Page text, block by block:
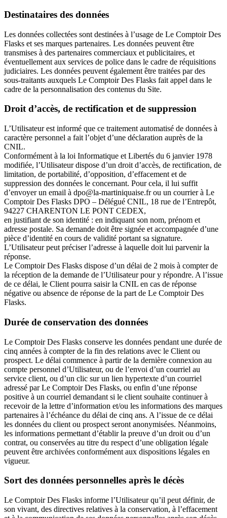
Destinataires des données
Les données collectées sont destinées à l’usage de Le Comptoir Des
Flasks et ses marques partenaires. Les données peuvent être
transmises à des partenaires commerciaux et publicitaires, et
éventuellement aux services de police dans le cadre de réquisitions
judiciaires. Les données peuvent également être traitées par des
sous-traitants auxquels Le Comptoir Des Flasks fait appel dans le
cadre de la personnalisation des contenus du Site.
Droit d’accès, de rectification et de suppression
L’Utilisateur est informé que ce traitement automatisé de données à
caractère personnel a fait l’objet d’une déclaration auprès de la
CNIL.
Conformément à la loi Informatique et Libertés du 6 janvier 1978
modifiée, l’Utilisateur dispose d’un droit d’accès, de rectification, de
limitation, de portabilité, d’opposition, d’effacement et de
suppression des données le concernant. Pour cela, il lui suffit
d’envoyer un email à dpo@la-martiniquaise.fr ou un courrier à Le
Comptoir Des Flasks DPO – Délégué CNIL, 18 rue de l’Entrepôt,
94227 CHARENTON LE PONT CEDEX,
en justifiant de son identité : en indiquant son nom, prénom et
adresse postale. Sa demande doit être signée et accompagnée d’une
pièce d’identité en cours de validité portant sa signature.
L’Utilisateur peut préciser l’adresse à laquelle doit lui parvenir la
réponse.
Le Comptoir Des Flasks dispose d’un délai de 2 mois à compter de
la réception de la demande de l’Utilisateur pour y répondre. A l’issue
de ce délai, le Client pourra saisir la CNIL en cas de réponse
négative ou absence de réponse de la part de Le Comptoir Des
Flasks.
Durée de conservation des données
Le Comptoir Des Flasks conserve les données pendant une durée de
cinq années à compter de la fin des relations avec le Client ou
prospect. Le délai commence à partir de la dernière connexion au
compte personnel d’Utilisateur, ou de l’envoi d’un courriel au
service client, ou d’un clic sur un lien hypertexte d’un courriel
adressé par Le Comptoir Des Flasks, ou enfin d’une réponse
positive à un courriel demandant si le client souhaite continuer à
recevoir de la lettre d’information et/ou les informations des marques
partenaires à l’échéance du délai de cinq ans. A l’issue de ce délai
les données du client ou prospect seront anonymisées. Néanmoins,
les informations permettant d’établir la preuve d’un droit ou d’un
contrat, ou conservées au titre du respect d’une obligation légale
peuvent être archivées conformément aux dispositions légales en
vigueur.
Sort des données personnelles après le décès
Le Comptoir Des Flasks informe l’Utilisateur qu’il peut définir, de
son vivant, des directives relatives à la conservation, à l’effacement